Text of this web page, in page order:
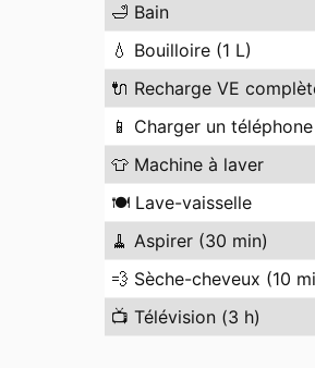
🛁 Bain
💧 Bouilloire (1 L)
🔌 Recharge VE
📱 Charger un téléphone
👕 Machine à laver
🍽️ Lave-vaisselle
🧹 Aspirer (30 min)
💨 Sèche-cheveux (10
📺 Télévision (3 h)